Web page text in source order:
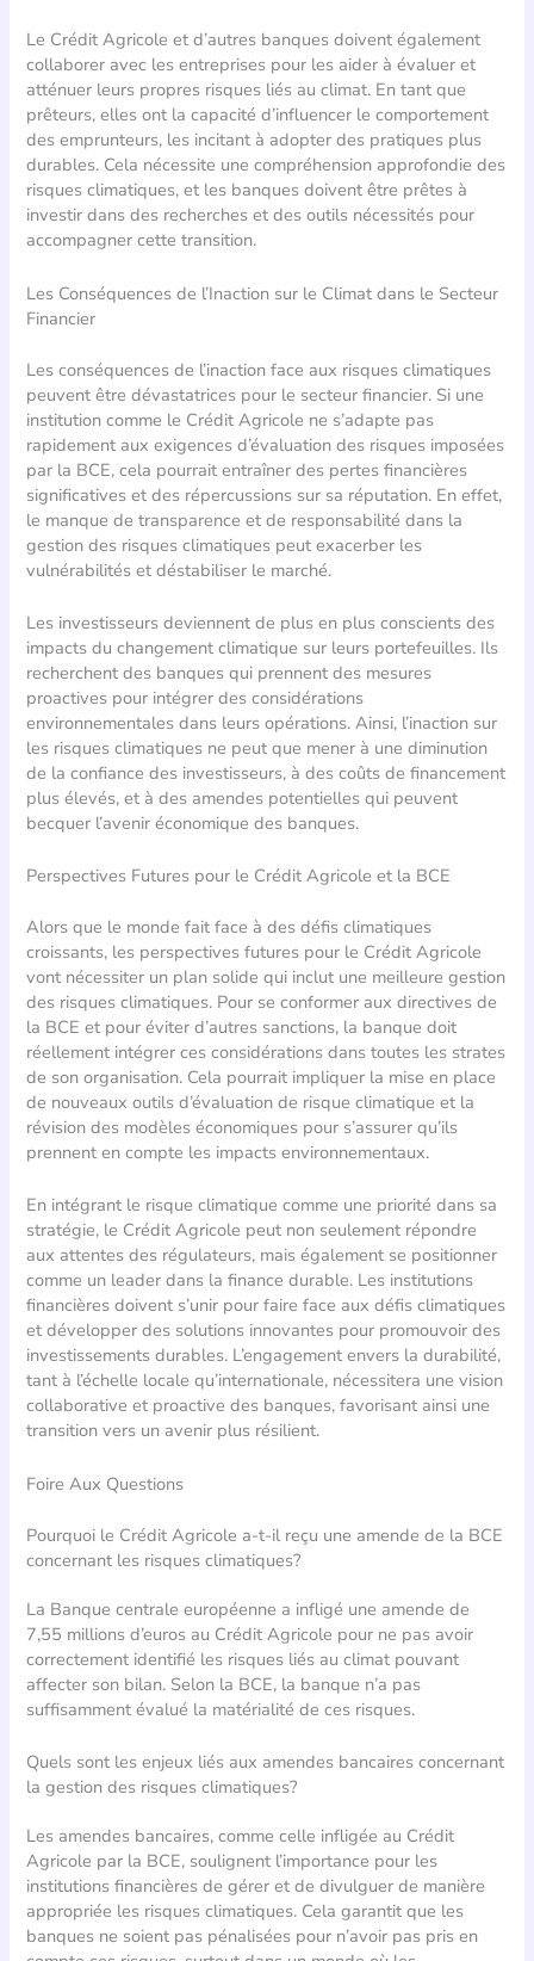
Le Crédit Agricole et d’autres banques doivent également
collaborer avec les entreprises pour les aider à évaluer et
atténuer leurs propres risques liés au climat. En tant que
prêteurs, elles ont la capacité d’influencer le comportement
des emprunteurs, les incitant à adopter des pratiques plus
durables. Cela nécessite une compréhension approfondie des
risques climatiques, et les banques doivent être prêtes à
investir dans des recherches et des outils nécessités pour
accompagner cette transition.
Les Conséquences de l’Inaction sur le Climat dans le Secteur
Financier
Les conséquences de l’inaction face aux risques climatiques
peuvent être dévastatrices pour le secteur financier. Si une
institution comme le Crédit Agricole ne s’adapte pas
rapidement aux exigences d’évaluation des risques imposées
par la BCE, cela pourrait entraîner des pertes financières
significatives et des répercussions sur sa réputation. En effet,
le manque de transparence et de responsabilité dans la
gestion des risques climatiques peut exacerber les
vulnérabilités et déstabiliser le marché.
Les investisseurs deviennent de plus en plus conscients des
impacts du changement climatique sur leurs portefeuilles. Ils
recherchent des banques qui prennent des mesures
proactives pour intégrer des considérations
environnementales dans leurs opérations. Ainsi, l’inaction sur
les risques climatiques ne peut que mener à une diminution
de la confiance des investisseurs, à des coûts de financement
plus élevés, et à des amendes potentielles qui peuvent
becquer l’avenir économique des banques.
Perspectives Futures pour le Crédit Agricole et la BCE
Alors que le monde fait face à des défis climatiques
croissants, les perspectives futures pour le Crédit Agricole
vont nécessiter un plan solide qui inclut une meilleure gestion
des risques climatiques. Pour se conformer aux directives de
la BCE et pour éviter d’autres sanctions, la banque doit
réellement intégrer ces considérations dans toutes les strates
de son organisation. Cela pourrait impliquer la mise en place
de nouveaux outils d’évaluation de risque climatique et la
révision des modèles économiques pour s’assurer qu’ils
prennent en compte les impacts environnementaux.
En intégrant le risque climatique comme une priorité dans sa
stratégie, le Crédit Agricole peut non seulement répondre
aux attentes des régulateurs, mais également se positionner
comme un leader dans la finance durable. Les institutions
financières doivent s’unir pour faire face aux défis climatiques
et développer des solutions innovantes pour promouvoir des
investissements durables. L’engagement envers la durabilité,
tant à l’échelle locale qu’internationale, nécessitera une vision
collaborative et proactive des banques, favorisant ainsi une
transition vers un avenir plus résilient.
Foire Aux Questions
Pourquoi le Crédit Agricole a-t-il reçu une amende de la BCE
concernant les risques climatiques?
La Banque centrale européenne a infligé une amende de
7,55 millions d’euros au Crédit Agricole pour ne pas avoir
correctement identifié les risques liés au climat pouvant
affecter son bilan. Selon la BCE, la banque n’a pas
suffisamment évalué la matérialité de ces risques.
Quels sont les enjeux liés aux amendes bancaires concernant
la gestion des risques climatiques?
Les amendes bancaires, comme celle infligée au Crédit
Agricole par la BCE, soulignent l’importance pour les
institutions financières de gérer et de divulguer de manière
appropriée les risques climatiques. Cela garantit que les
banques ne soient pas pénalisées pour n’avoir pas pris en